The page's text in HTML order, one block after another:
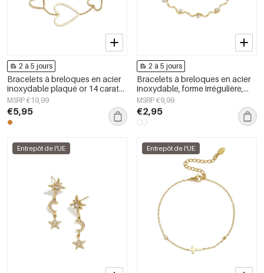
2 à 5 jours
Bracelets à breloques en acier
inoxydable plaqué or 14 carats
avec cœur, collection simple
pour tous les jours, bijoux pour
femmes
MSRP €19,99
€5,95
2 à 5 jours
Bracelets à breloques en acier
inoxydable, forme irrégulière,
collection Simple Daily Simple,
bijoux pour femmes
MSRP €9,99
€2,95
Entrepôt de l'UE Entrepôt de l'UE